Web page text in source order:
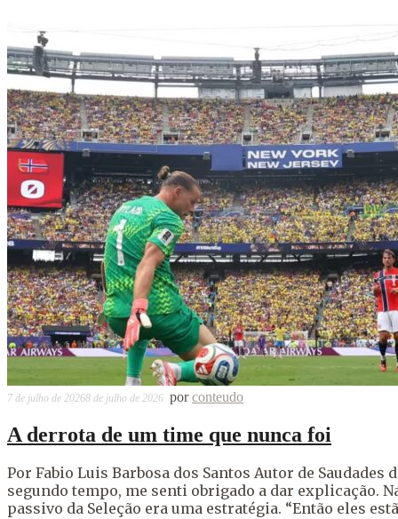
7 de julho de 20268 de julho de 2026 porconteudo
A derrota de um time que nunca foi
Por Fabio Luis Barbosa dos Santos Autor de
segundo tempo, me senti obrigado a dar explicação.
passivo da Seleção era uma estratégia. “Então eles